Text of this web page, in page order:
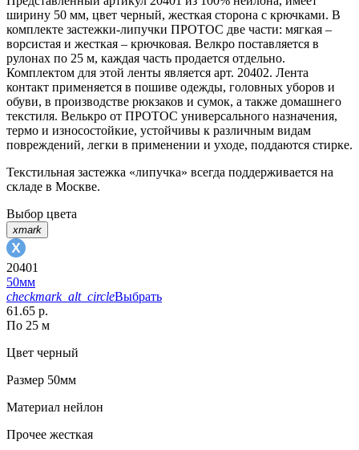
ширину 50 мм, цвет черный, жесткая сторона с крючками. В
комплекте застежки-липучки ПРОТОС две части: мягкая –
ворсистая и жесткая – крючковая. Велкро поставляется в
рулонах по 25 м, каждая часть продается отдельно.
Комплектом для этой ленты является арт. 20402. Лента
контакт применяется в пошиве одежды, головных уборов и
обуви, в производстве рюкзаков и сумок, а также домашнего
текстиля. Велькро от ПРОТОС универсального назначения,
термо и износостойкие, устойчивы к различным видам
повреждений, легки в применении и уходе, поддаются стирке.
Текстильная застежка «липучка» всегда поддерживается на
складе в Москве.
Выбор цвета
xmark
20401
50мм
checkmark_alt_circleВыбрать
61.65 р.
По 25 м
Цвет черный
Размер 50мм
Материал нейлон
Прочее жесткая